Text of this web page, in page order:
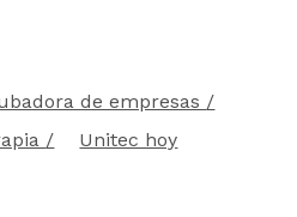
de empresas
Unitec hoy